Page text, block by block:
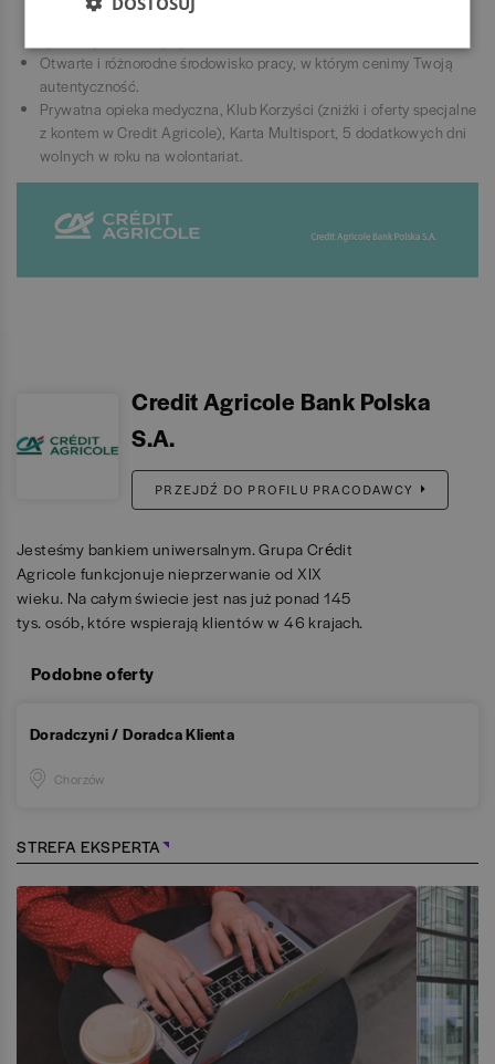
osoby o wspólnych zainteresowaniach lub w podobnej sytuacji
Otwarte i różnorodne środowisko pracy, w którym cenimy Twoją
autentyczność.
Prywatna opieka medyczna, Klub Korzyści (zniżki i oferty specjalne
z kontem w Credit Agricole), Karta Multisport, 5 dodatkowych dni
wolnych w roku na wolontariat.
Credit Agricole Bank Polska
S.A.
PRZEJDŹ DO PROFILU PRACODAWCY
Jesteśmy bankiem uniwersalnym. Grupa Crédit
Agricole funkcjonuje nieprzerwanie od XIX
wieku. Na całym świecie jest nas już ponad 145
tys. osób, które wspierają klientów w 46 krajach.
Podobne oferty
Doradczyni / Doradca Klienta
Chorzów
STREFA EKSPERTA